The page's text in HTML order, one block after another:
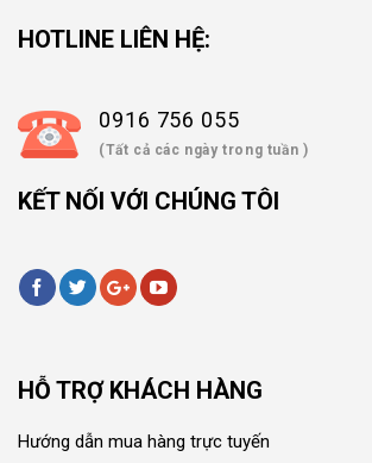
HOTLINE LIÊN HỆ:
0916 756 055
(Tất cả các ngày trong tuần )
KẾT NỐI VỚI CHÚNG TÔI
HỖ TRỢ KHÁCH HÀNG
Hướng dẫn mua hàng trực tuyến